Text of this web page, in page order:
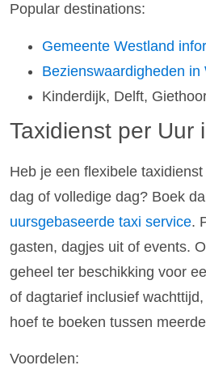
Popular destinations:
Gemeente Westland
Bezienswaardigheden in
Kinderdijk, Delft,
Taxidienst per Uur
Heb je een flexibele
dag of volledige dag? Boek
uursgebaseerde taxi service.
gasten, dagjes uit of events.
geheel ter beschikking voor
of dagtarief inclusief
hoef te boeken tussen
Voordelen: